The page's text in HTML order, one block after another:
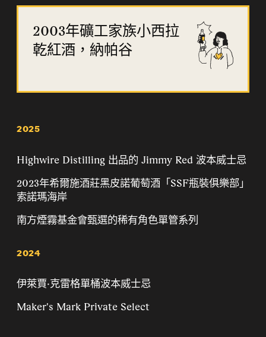
2003年礦工家族小西拉
乾紅酒，納帕谷
2025
Highwire Distilling 出品的 Jimmy Red 波本威士忌
2023年希爾施酒莊黑皮諾葡萄酒「SSF瓶裝俱樂部」
索諾瑪海岸
南方煙霧基金會甄選的稀有角色單管系列
2024
伊萊賈·克雷格單桶波本威士忌
Maker's Mark Private Select